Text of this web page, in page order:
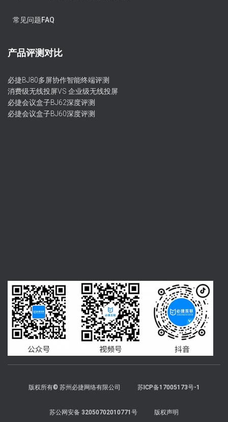
常见问题FAQ
产品评测对比
必捷BJ80多屏协作智能终端评测
消费级无线投屏VS 企业级无线投屏
必捷会议盒子BJ62深度评测
必捷会议盒子BJ60深度评测
版权所有© 苏州必捷网络有限公司 苏ICP备17005173号-1
苏公网安备 32050702010771号 版权声明